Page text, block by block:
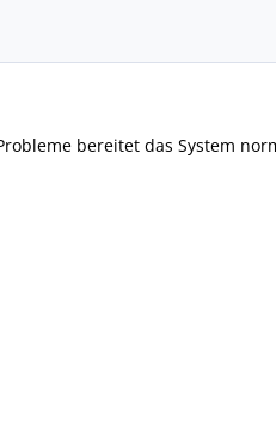
bereitet das System